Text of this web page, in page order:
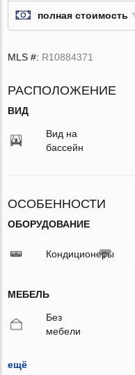
полная стоимость
MLS #: R10884371
РАСПОЛОЖЕНИЕ
ВИД
Вид на
бассейн
ОСОБЕННОСТИ
ОБОРУДОВАНИЕ
Кондиционеры
МЕБЕЛЬ
Без
мебели
ещё